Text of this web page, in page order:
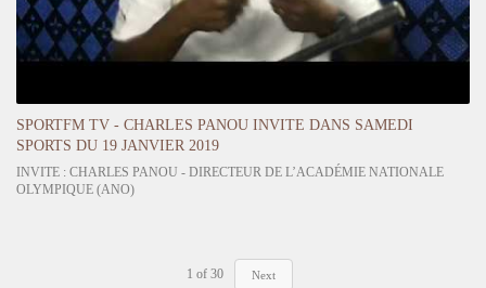
SPORTFM TV - CHARLES PANOU INVITE DANS SAMEDI
SPORTS DU 19 JANVIER 2019
INVITE : CHARLES PANOU - DIRECTEUR DE L’ACADÉMIE NATIONALE
OLYMPIQUE (ANO)
1 of 30 Next